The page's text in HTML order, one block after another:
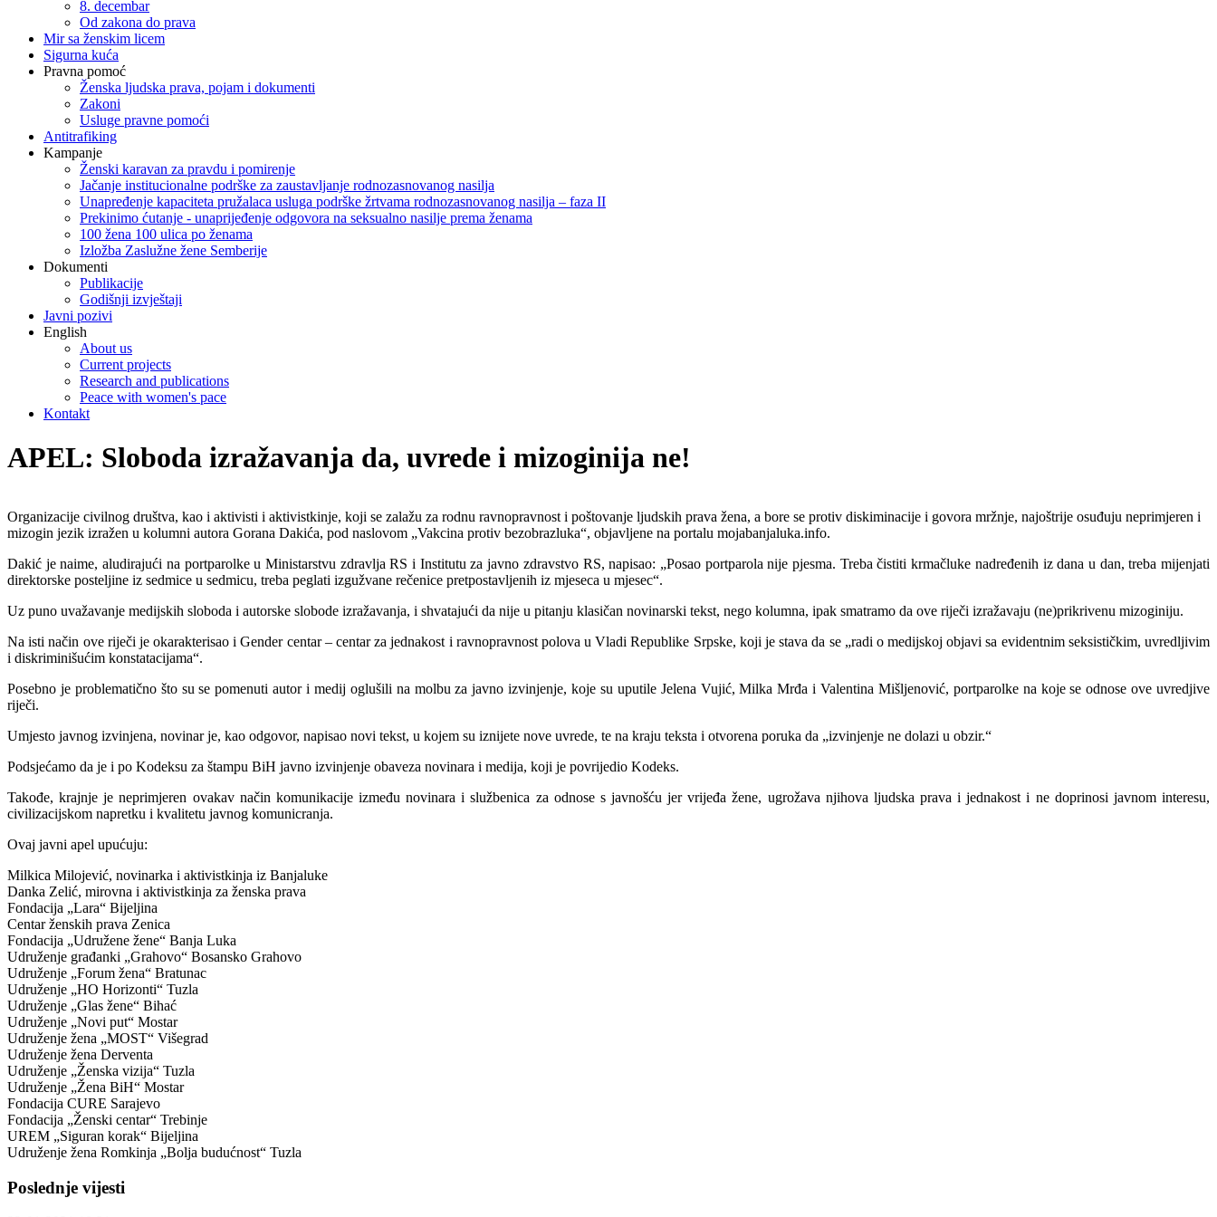
8. decembar
Od zakona do prava
Mir sa ženskim licem
Sigurna kuća
Pravna pomoć
Ženska ljudska prava, pojam i dokumenti
Zakoni
Usluge pravne pomoći
Antitrafiking
Kampanje
Ženski karavan za pravdu i pomirenje
Jačanje institucionalne podrške za zaustavljanje rodnozasnovanog nasilja
Unapređenje kapaciteta pružalaca usluga podrške žrtvama rodnozasnovanog nasilja – faza II
Prekinimo ćutanje - unaprijeđenje odgovora na seksualno nasilje prema ženama
100 žena 100 ulica po ženama
Izložba Zaslužne žene Semberije
Dokumenti
Publikacije
Godišnji izvještaji
Javni pozivi
English
About us
Current projects
Research and publications
Peace with women's pace
Kontakt
APEL: Sloboda izražavanja da, uvrede i mizoginija ne!
Organizacije civilnog društva, kao i aktivisti i aktivistkinje, koji se zalažu za rodnu ravnopravnost i poštovanje ljudskih prava žena, a bore se protiv diskiminacije i govora mržnje, najoštrije osuđuju neprimjeren i
mizogin jezik izražen u kolumni autora Gorana Dakića, pod naslovom „Vakcina protiv bezobrazluka“, objavljene na portalu mojabanjaluka.info.
Dakić je naime, aludirajući na portparolke u Ministarstvu zdravlja RS i Institutu za javno zdravstvo RS, napisao: „Posao portparola nije pjesma. Treba čistiti krmačluke nadređenih iz dana u dan, treba mijenjati
direktorske posteljine iz sedmice u sedmicu, treba peglati izgužvane rečenice pretpostavljenih iz mjeseca u mjesec“.
Uz puno uvažavanje medijskih sloboda i autorske slobode izražavanja, i shvatajući da nije u pitanju klasičan novinarski tekst, nego kolumna, ipak smatramo da ove riječi izražavaju (ne)prikrivenu mizoginiju.
Na isti način ove riječi je okarakterisao i Gender centar – centar za jednakost i ravnopravnost polova u Vladi Republike Srpske, koji je stava da se „radi o medijskoj objavi sa evidentnim seksističkim, uvredljivim
i diskriminišućim konstatacijama“.
Posebno je problematično što su se pomenuti autor i medij oglušili na molbu za javno izvinjenje, koje su uputile Jelena Vujić, Milka Mrđa i Valentina Mišljenović, portparolke na koje se odnose ove uvredjive
riječi.
Umjesto javnog izvinjena, novinar je, kao odgovor, napisao novi tekst, u kojem su iznijete nove uvrede, te na kraju teksta i otvorena poruka da „izvinjenje ne dolazi u obzir.“
Podsjećamo da je i po Kodeksu za štampu BiH javno izvinjenje obaveza novinara i medija, koji je povrijedio Kodeks.
Takođe, krajnje je neprimjeren ovakav način komunikacije između novinara i službenica za odnose s javnošću jer vrijeđa žene, ugrožava njihova ljudska prava i jednakost i ne doprinosi javnom interesu,
civilizacijskom napretku i kvalitetu javnog komunicranja.
Ovaj javni apel upućuju:
Milkica Milojević, novinarka i aktivistkinja iz Banjaluke
Danka Zelić, mirovna i aktivistkinja za ženska prava
Fondacija „Lara“ Bijeljina
Centar ženskih prava Zenica
Fondacija „Udružene žene“ Banja Luka
Udruženje građanki „Grahovo“ Bosansko Grahovo
Udruženje „Forum žena“ Bratunac
Udruženje „HO Horizonti“ Tuzla
Udruženje „Glas žene“ Bihać
Udruženje „Novi put“ Mostar
Udruženje žena „MOST“ Višegrad
Udruženje žena Derventa
Udruženje „Ženska vizija“ Tuzla
Udruženje „Žena BiH“ Mostar
Fondacija CURE Sarajevo
Fondacija „Ženski centar“ Trebinje
UREM „Siguran korak“ Bijeljina
Udruženje žena Romkinja „Bolja budućnost“ Tuzla
Poslednje vijesti